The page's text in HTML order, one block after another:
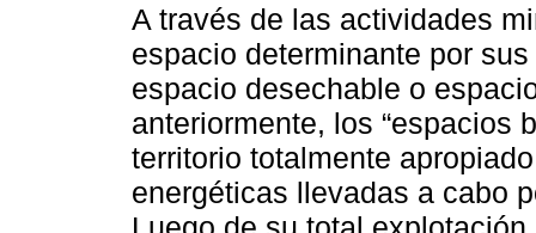
A través de las actividades
espacio determinante por
espacio desechable o
anteriormente, los “espacios
territorio totalmente
energéticas llevadas a cabo